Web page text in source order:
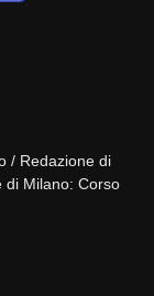
/ Redazione di
di Milano: Corso